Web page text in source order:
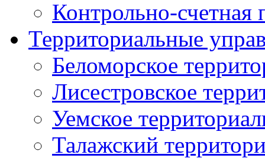
Контрольно-счетная
Территориальные
Беломорское
Лисестровское
Уемское
Талажский